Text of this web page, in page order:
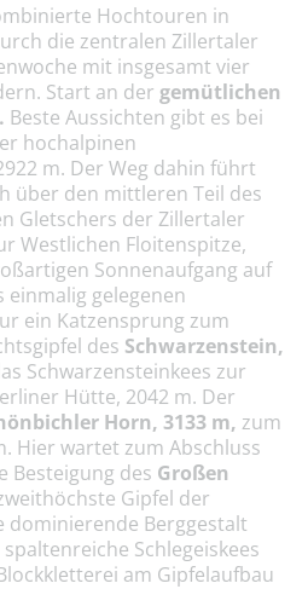
Hochtouren in
die zentralen Zillertaler
mit insgesamt vier
Start an der gemütlichen
Beste Aussichten gibt es bei
hochalpinen
m. Der Weg dahin führt
über den mittleren Teil des
Gletschers der Zillertaler
Westlichen Floitenspitze,
Sonnenaufgang auf
gelegenen
ein Katzensprung zum
des Schwarzenstein,
Schwarzensteinkees zur
Hütte, 2042 m. Der
Horn, 3133 m, zum
Hier wartet zum Abschluss
Besteigung des Großen
Gipfel der
dominierende Berggestalt
Schlegeiskees
am Gipfelaufbau